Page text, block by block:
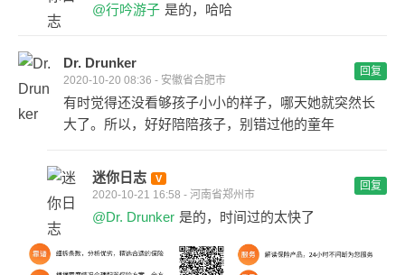
@行吟游子 是的，哈哈
Dr. Drunker
2020-10-20 08:36 - 安徽省合肥市
回复
有时觉得还没看够孩子小小的样子，哪天她就突然长
大了。所以，好好陪陪孩子，别错过他的童年
迷你日志
2020-10-21 16:58 - 河南省郑州市
回复
@Dr. Drunker 是的，时间过的太快了